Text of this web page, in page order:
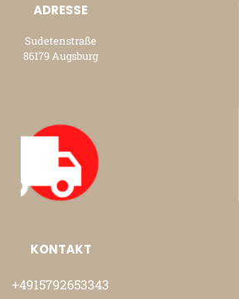
ADRESSE
Sudetenstraße
86179 Augsburg
KONTAKT
+4915792653343